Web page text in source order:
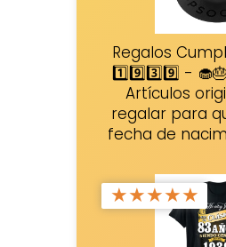
Regalos
1️⃣9️⃣3️⃣9️⃣ -
Artículos
regalar para
fecha de
★★★★★